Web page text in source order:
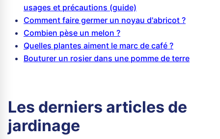
usages et précautions (guide)
Comment faire germer un noyau d'abricot ?
Combien pèse un melon ?
Quelles plantes aiment le marc de café ?
Bouturer un rosier dans une pomme de terre
Les derniers articles de
jardinage